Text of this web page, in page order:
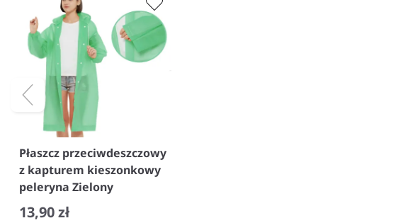
Płaszcz przeciwdeszczowy
z kapturem kieszonkowy
peleryna Zielony
13,90 zł